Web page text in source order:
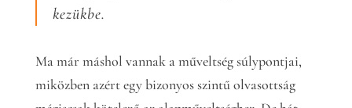
kezükbe.
Ma már máshol vannak a műveltség súlypontjai,
miközben azért egy bizonyos szintű olvasottság